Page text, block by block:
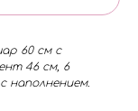
60 см с
46 см, 6
наполнением.